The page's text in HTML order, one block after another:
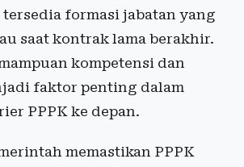
formasi jabatan yang
saat kontrak lama berakhir.
kompetensi dan
faktor penting dalam
PPPK ke depan.
memastikan PPPK